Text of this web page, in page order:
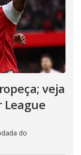
veja
League
do